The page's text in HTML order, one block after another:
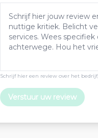
Schrijf hier een review over het
Verstuur uw review